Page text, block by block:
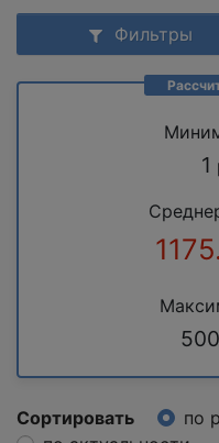
Фильтры
1
Сортировать по